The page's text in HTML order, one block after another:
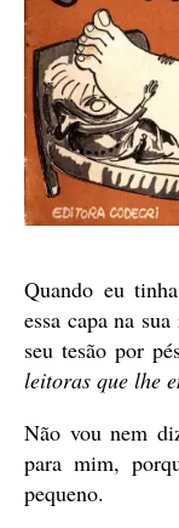
Quando eu
essa capa na
seu tesão por
leitoras que lhe
Não vou nem
para mim,
pequeno.